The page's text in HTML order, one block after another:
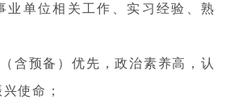
业单位相关工作、实习经验、熟
含预备）优先，政治素养高，认
使命；